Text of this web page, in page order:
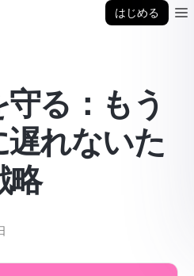
はじめる
る：もう
れないた
略